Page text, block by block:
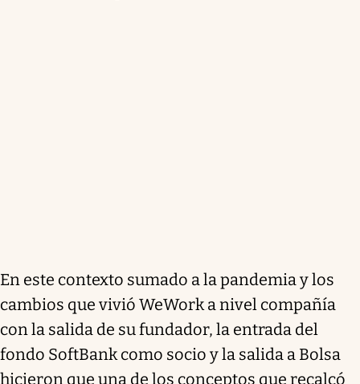
En este contexto sumado a la pandemia y los
cambios que vivió WeWork a nivel compañía
con la salida de su fundador, la entrada del
fondo SoftBank como socio y la salida a Bolsa
hicieron que una de los conceptos que recalcó